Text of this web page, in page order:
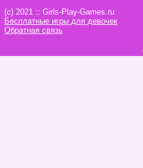
(c) 2021 :: Girls-Play-Games.ru
Бесплатные игры для девочек
Обратная связь